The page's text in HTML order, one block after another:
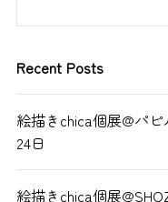
Recent Posts
絵描きchica個展@パ
24日
絵描きchica個展